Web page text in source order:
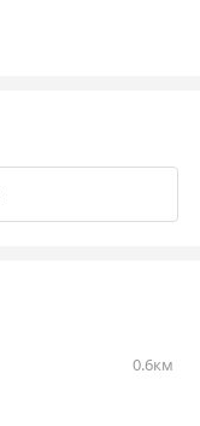
0.6км